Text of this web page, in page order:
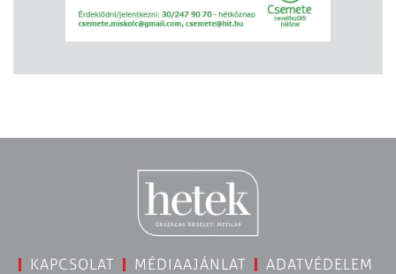
KAPCSOLAT MÉDIAAJÁNLAT
ADATVÉDELEM